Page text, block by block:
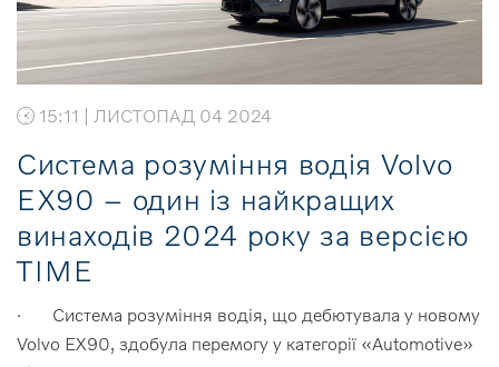
15:11 | ЛИСТОПАД 04 2024
Система розуміння водія Volvo
EX90 – один із найкращих
винаходів 2024 року за версією
TIME
· Система розуміння водія, що дебютувала у новому
Volvo EX90, здобула перемогу у категорії «Automotive»